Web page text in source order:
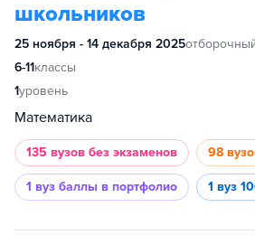
школьников
25 ноября - 14 декабря 2025
6-11классы
1уровень
Математика
135 вузов без экзаменов 98
1 вуз баллы в портфолио 1 вуз